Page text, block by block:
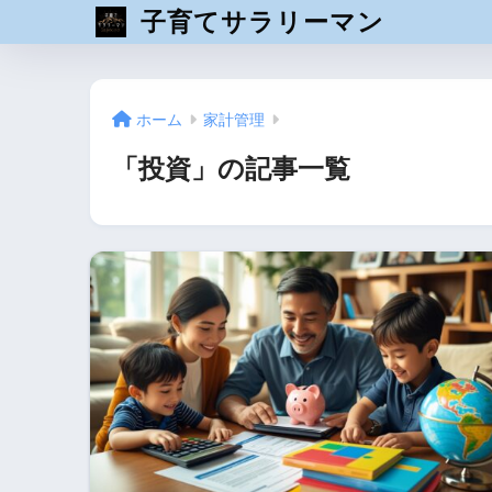
子育てサラリーマン
ホーム 家計管理
「投資」の記事一覧